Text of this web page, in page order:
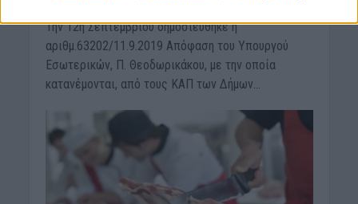
Την 12η Σεπτεμβρίου δημοσιεύθηκε η
αριθμ.63202/11.9.2019 Απόφαση του Υπουργού
Εσωτερικών, Π. Θεοδωρικάκου, με την οποία
κατανέμονται, από τους ΚΑΠ των Δήμων...